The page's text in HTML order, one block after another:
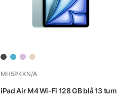
MH5P4KN/A
iPad Air M4 Wi-Fi 128 GB blå 13 tum